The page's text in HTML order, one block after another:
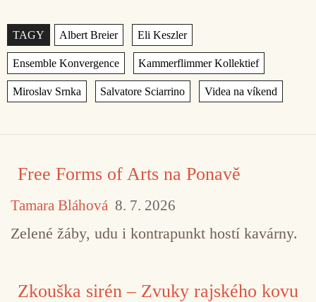
Štítky
Free Forms of Arts na Ponavě
Tamara Bláhová 8. 7. 2026
Zelené žáby, udu i kontrapunkt hostí kavárny.
Zkouška sirén – Zvuky rajského kovu